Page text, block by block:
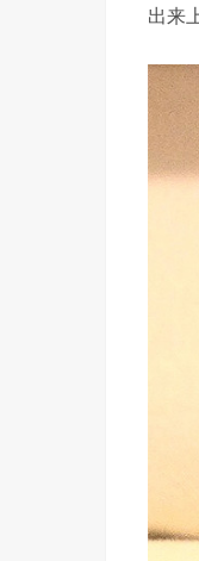
出来